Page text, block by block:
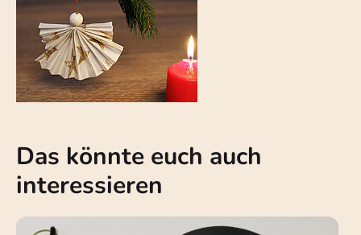
Das könnte euch auch
interessieren